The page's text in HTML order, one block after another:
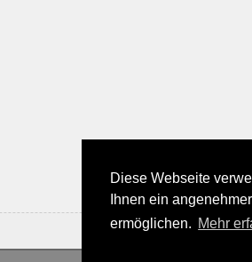
Diese Webseite
Ihnen ein
ermöglichen. Mehr